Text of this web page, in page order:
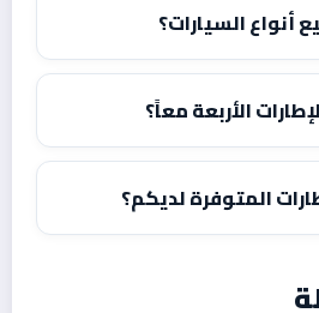
السيارات؟
الأربعة معاً؟
المتوفرة لديكم؟